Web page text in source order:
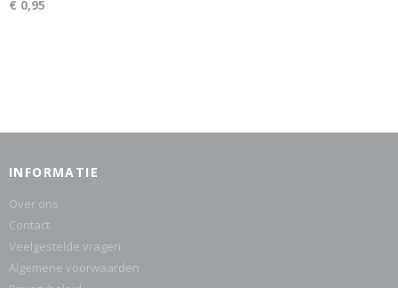
€ 0,95
INFORMATIE
Over ons
Contact
Veelgestelde vragen
Algemene voorwaarden